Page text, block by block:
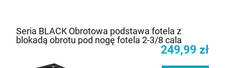
Seria BLACK Obrotowa podstawa fotela z
blokadą obrotu pod nogę fotela 2-3/8 cala
249,99 zł